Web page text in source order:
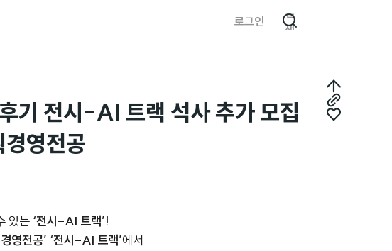
로그인
검
색
기 전시-AI 트랙 석사 추가 모집
영전공
있는 ‘전시-AI 트랙’!
영전공’ ‘전시-AI 트랙’에서
최
상
링
좋